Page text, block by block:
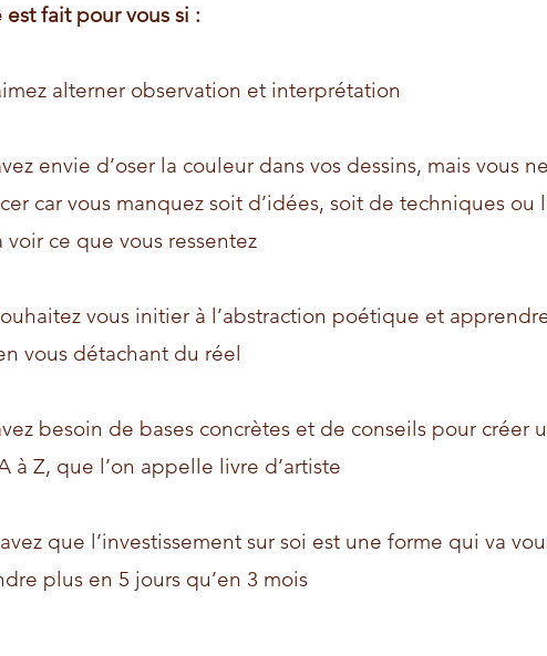
est fait pour vous si :
alterner observation et interprétation
envie d’oser la couleur dans vos dessins, mais vous
car vous manquez soit d’idées, soit de techniques ou
voir ce que vous ressentez
vous initier à l’abstraction poétique et
vous détachant du réel
besoin de bases concrètes et de conseils pour créer
à Z, que l’on appelle livre d’artiste
que l’investissement sur soi est une forme qui va
plus en 5 jours qu’en 3 mois